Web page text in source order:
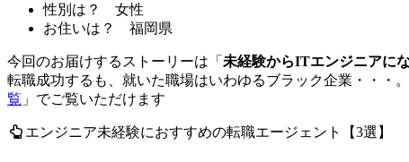
性別は？ 女性
お住いは？ 福岡県
今回のお届けするストーリーは「 未経験からITエンジニアに
転職成功するも、就いた職場はいわゆるブラック企業・・・
覧 」でご覧いただけます
エンジニア未経験におすすめの転職エージェント【3選】